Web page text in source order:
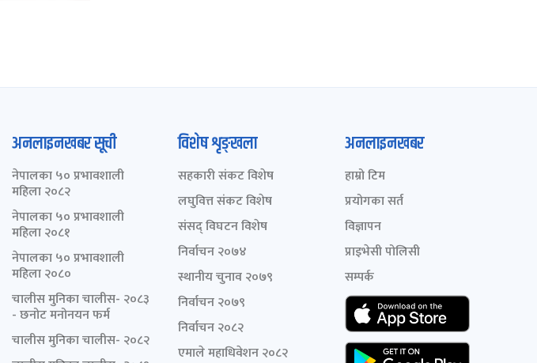
अनलाइनखबर सूची
नेपालका ५० प्रभावशाली
महिला २०८२
नेपालका ५० प्रभावशाली
महिला २०८१
नेपालका ५० प्रभावशाली
महिला २०८०
चालीस मुनिका चालीस- २०८३
- छनोट मनोनयन फर्म
चालीस मुनिका चालीस- २०८२
विशेष शृङ्खला
सहकारी संकट विशेष
लघुवित्त संकट विशेष
संसद् विघटन विशेष
निर्वाचन २०७४
स्थानीय चुनाव २०७९
निर्वाचन २०७९
निर्वाचन २०८२
एमाले महाधिवेशन २०८२
अनलाइनखबर
हाम्रो टिम
प्रयोगका सर्त
विज्ञापन
प्राइभेसी पोलिसी
सम्पर्क